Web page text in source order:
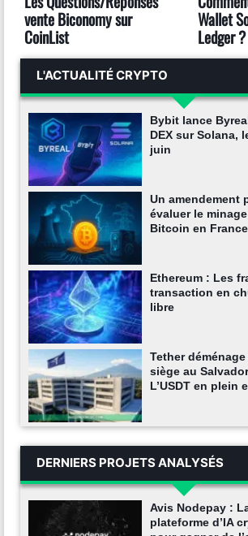
vente Biconomy sur
CoinList
Wallet
Ledger ?
L'ACTUALITÉ CRYPTO
Bybit lance
DEX sur Solana,
juin
Un amendement
évaluer le
Bitcoin en France
Ethereum : Les
transaction en
libre
Tether
siège au
L’USDT en plein
DERNIERS PROJETS ANALYSÉS
Avis Nodepay :
plateforme d’IA